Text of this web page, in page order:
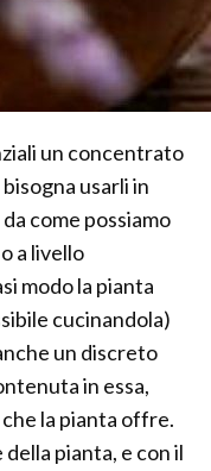
un concentrato
usarli in
come possiamo
a livello
modo la pianta
cucinandola)
un discreto
in essa,
la pianta offre.
pianta, e con il